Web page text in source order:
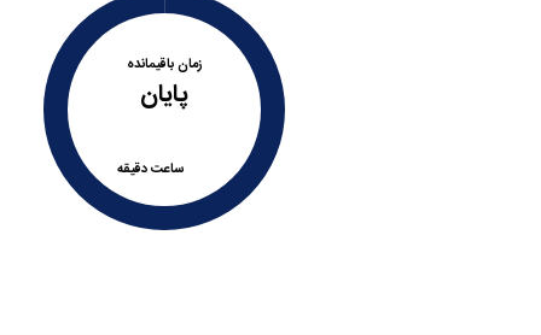
پایان
زمان باقیمانده
ساعتدقیقه